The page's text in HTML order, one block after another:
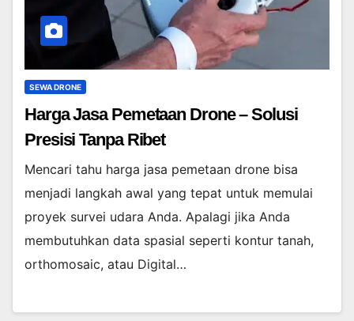
SEWA DRONE
Harga Jasa Pemetaan Drone – Solusi
Presisi Tanpa Ribet
Mencari tahu harga jasa pemetaan drone bisa
menjadi langkah awal yang tepat untuk memulai
proyek survei udara Anda. Apalagi jika Anda
membutuhkan data spasial seperti kontur tanah,
orthomosaic, atau Digital…